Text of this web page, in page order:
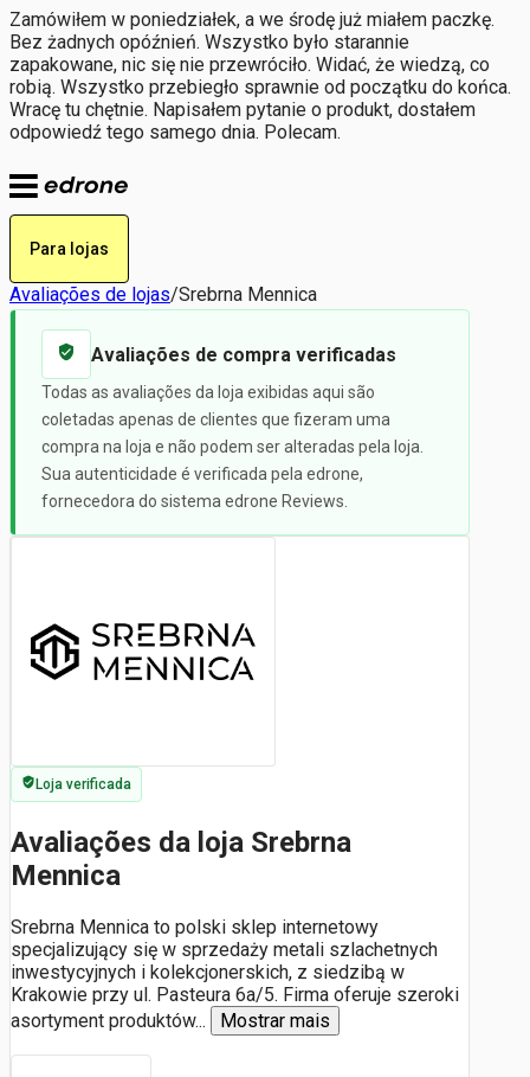
Zamówiłem w poniedziałek, a we środę już miałem paczkę.
Bez żadnych opóźnień. Wszystko było starannie
zapakowane, nic się nie przewróciło. Widać, że wiedzą, co
robią. Wszystko przebiegło sprawnie od początku do końca.
Wracę tu chętnie. Napisałem pytanie o produkt, dostałem
odpowiedź tego samego dnia. Polecam.
Para lojas
Avaliações de lojas/Srebrna Mennica
Avaliações de compra verificadas
Todas as avaliações da loja exibidas aqui são
coletadas apenas de clientes que fizeram uma
compra na loja e não podem ser alteradas pela loja.
Sua autenticidade é verificada pela edrone,
fornecedora do sistema edrone Reviews.
Loja verificada
Avaliações da loja Srebrna
Mennica
Srebrna Mennica to polski sklep internetowy
specjalizujący się w sprzedaży metali szlachetnych
inwestycyjnych i kolekcjonerskich, z siedzibą w
Krakowie przy ul. Pasteura 6a/5. Firma oferuje szeroki
asortyment produktów... Mostrar mais